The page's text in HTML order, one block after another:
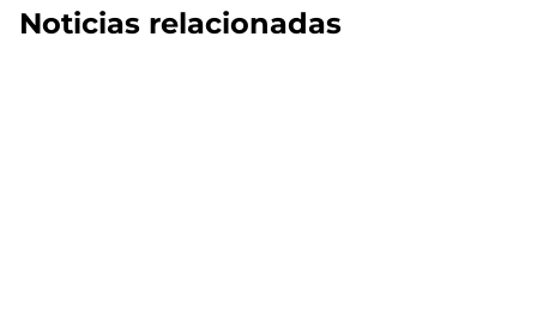
Noticias relacionadas